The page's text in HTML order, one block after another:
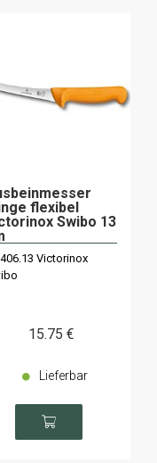
flexibel
Swibo 13
Victorinox
15.75 €
Lieferbar